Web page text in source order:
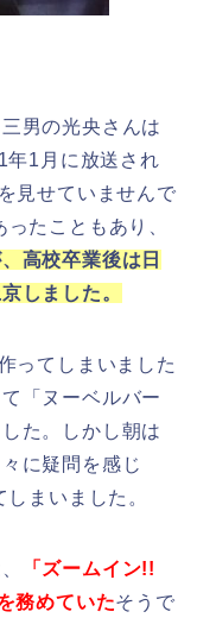
男の光央さんは
年1月に放送され
見せていませんで
たこともあり、
高校卒業後は日
しました。
ってしまいました
「ヌーベルバー
た。しかし朝は
に疑問を感じ
しまいました。
「ズームイン!!
務めていたそうで